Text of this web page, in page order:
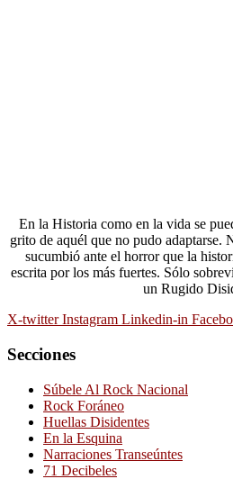
En la Historia como en la vida se
grito de aquél que no pudo adaptarse.
sucumbió ante el horror que la
escrita por los más fuertes. Sólo
un Rugido
X-twitter Instagram Linkedin-in
Secciones
Súbele Al Rock Nacional
Rock Foráneo
Huellas Disidentes
En la Esquina
Narraciones Transeúntes
71 Decibeles